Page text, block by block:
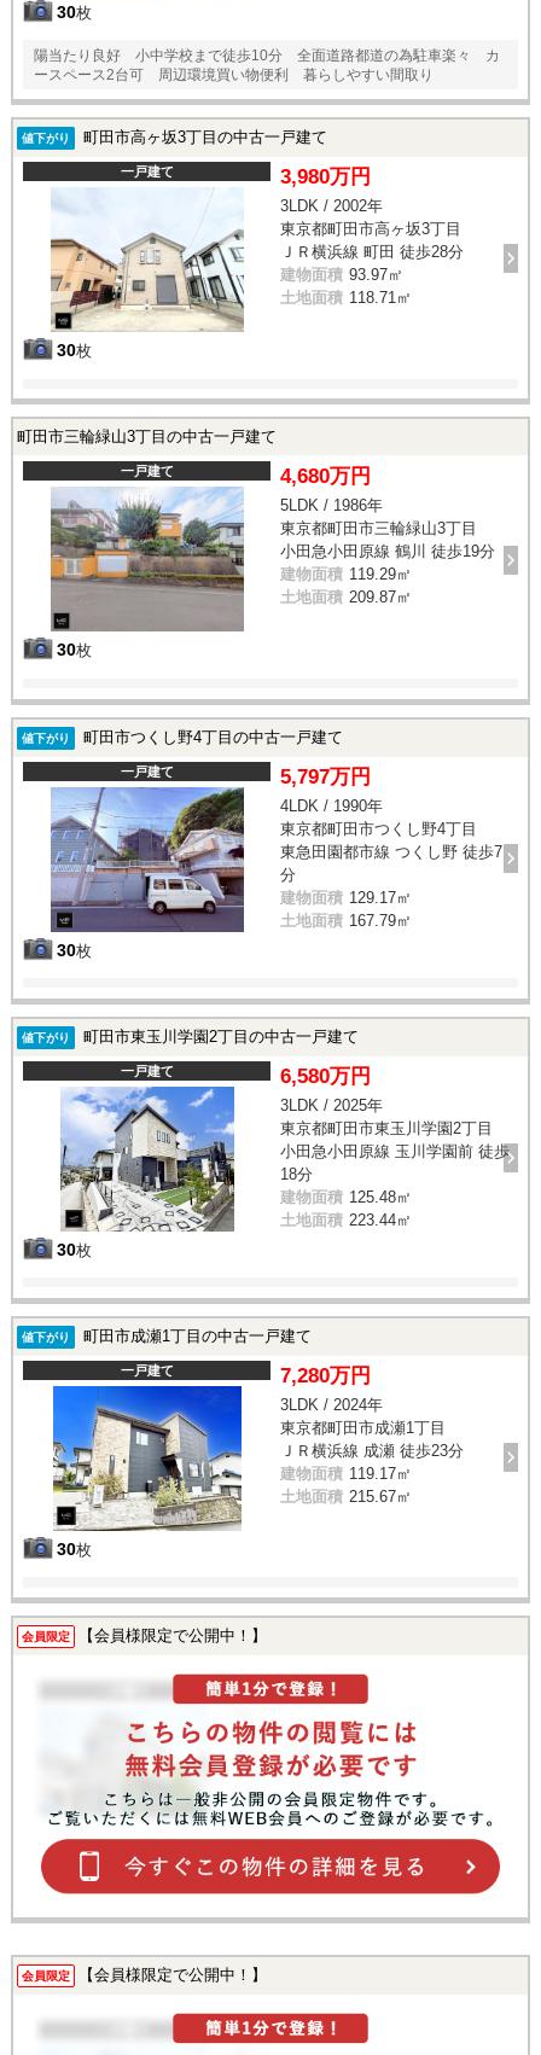
30枚
陽当たり良好 小中学校まで徒歩10分 全面道路都道の為駐車楽々 カ
ースペース2台可 周辺環境買い物便利 暮らしやすい間取り
値下がり 町田市高ヶ坂3丁目の中古一戸建て
一戸建て
30枚
3,980万円
3LDK / 2002年
東京都町田市高ヶ坂3丁目
ＪＲ横浜線 町田 徒歩28分
建物面積 93.97㎡
土地面積 118.71㎡
町田市三輪緑山3丁目の中古一戸建て
一戸建て
30枚
4,680万円
5LDK / 1986年
東京都町田市三輪緑山3丁目
小田急小田原線 鶴川 徒歩19分
建物面積 119.29㎡
土地面積 209.87㎡
値下がり 町田市つくし野4丁目の中古一戸建て
一戸建て
30枚
5,797万円
4LDK / 1990年
東京都町田市つくし野4丁目
東急田園都市線 つくし野 徒歩7
分
建物面積 129.17㎡
土地面積 167.79㎡
値下がり 町田市東玉川学園2丁目の中古一戸建て
一戸建て
30枚
6,580万円
3LDK / 2025年
東京都町田市東玉川学園2丁目
小田急小田原線 玉川学園前 徒歩
18分
建物面積 125.48㎡
土地面積 223.44㎡
値下がり 町田市成瀬1丁目の中古一戸建て
一戸建て
30枚
7,280万円
3LDK / 2024年
東京都町田市成瀬1丁目
ＪＲ横浜線 成瀬 徒歩23分
建物面積 119.17㎡
土地面積 215.67㎡
会員限定 【会員様限定で公開中！】
会員限定 【会員様限定で公開中！】